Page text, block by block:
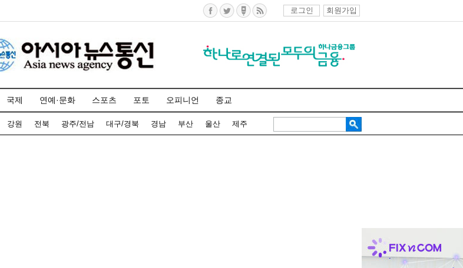
로그인 회원가입
국제 연예·문화 스포츠 포토 오피니언 종교
강원 전북 광주/전남 대구/경북 경남 부산 울산 제주